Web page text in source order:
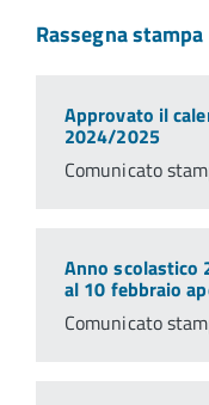
Rassegna stampa
Approvato il
2024/2025
Comunicato
Anno scolastico
al 10 febbraio
Comunicato